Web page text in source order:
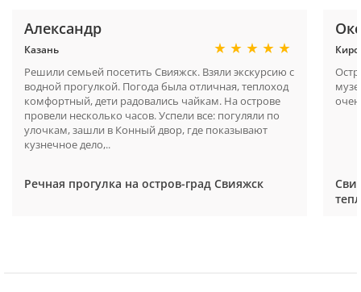
Александр
Казань
Решили семьей посетить Свияжск. Взяли экскурсию с
водной прогулкой. Погода была отличная, теплоход
комфортный, дети радовались чайкам. На острове
провели несколько часов. Успели все: погуляли по
улочкам, зашли в Конный двор, где показывают
кузнечное дело,..
Речная прогулка на остров-град Свияжск